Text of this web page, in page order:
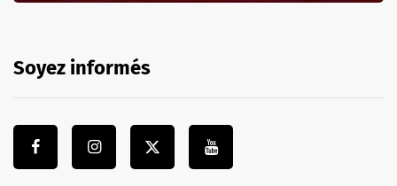
Soyez informés